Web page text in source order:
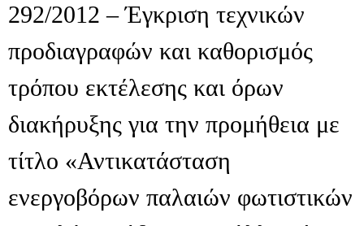
292/2012 – Έγκριση τεχνικών
προδιαγραφών και καθορισμός
τρόπου εκτέλεσης και όρων
διακήρυξης για την προμήθεια με
τίτλο «Αντικατάσταση
ενεργοβόρων παλαιών φωτιστικών